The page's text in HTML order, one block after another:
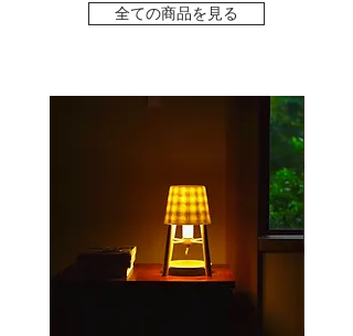
全ての商品を見る